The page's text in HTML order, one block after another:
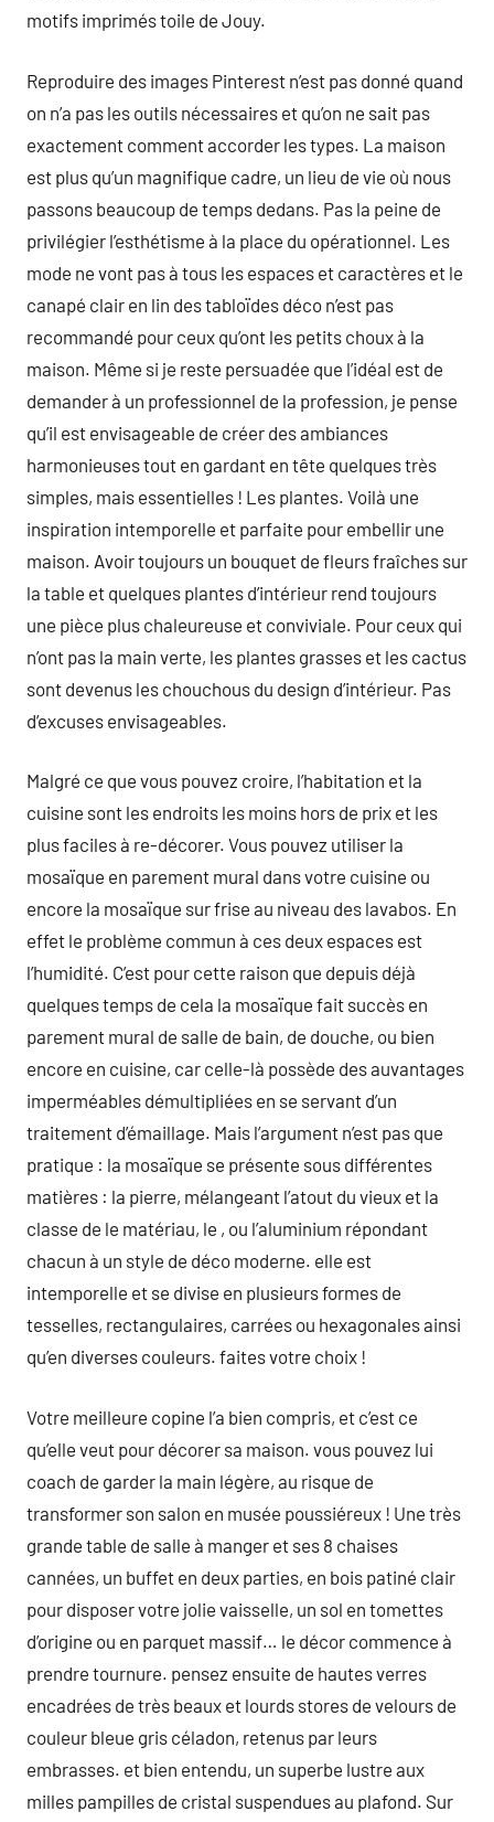
motifs imprimés toile de Jouy.
Reproduire des images Pinterest n’est pas donné quand
on n’a pas les outils nécessaires et qu’on ne sait pas
exactement comment accorder les types. La maison
est plus qu’un magnifique cadre, un lieu de vie où nous
passons beaucoup de temps dedans. Pas la peine de
privilégier l’esthétisme à la place du opérationnel. Les
mode ne vont pas à tous les espaces et caractères et le
canapé clair en lin des tabloïdes déco n’est pas
recommandé pour ceux qu’ont les petits choux à la
maison. Même si je reste persuadée que l’idéal est de
demander à un professionnel de la profession, je pense
qu’il est envisageable de créer des ambiances
harmonieuses tout en gardant en tête quelques très
simples, mais essentielles ! Les plantes. Voilà une
inspiration intemporelle et parfaite pour embellir une
maison. Avoir toujours un bouquet de fleurs fraîches sur
la table et quelques plantes d’intérieur rend toujours
une pièce plus chaleureuse et conviviale. Pour ceux qui
n’ont pas la main verte, les plantes grasses et les cactus
sont devenus les chouchous du design d’intérieur. Pas
d’excuses envisageables.
Malgré ce que vous pouvez croire, l’habitation et la
cuisine sont les endroits les moins hors de prix et les
plus faciles à re-décorer. Vous pouvez utiliser la
mosaïque en parement mural dans votre cuisine ou
encore la mosaïque sur frise au niveau des lavabos. En
effet le problème commun à ces deux espaces est
l’humidité. C’est pour cette raison que depuis déjà
quelques temps de cela la mosaïque fait succès en
parement mural de salle de bain, de douche, ou bien
encore en cuisine, car celle-là possède des auvantages
imperméables démultipliées en se servant d’un
traitement d’émaillage. Mais l’argument n’est pas que
pratique : la mosaïque se présente sous différentes
matières : la pierre, mélangeant l’atout du vieux et la
classe de le matériau, le , ou l’aluminium répondant
chacun à un style de déco moderne. elle est
intemporelle et se divise en plusieurs formes de
tesselles, rectangulaires, carrées ou hexagonales ainsi
qu’en diverses couleurs. faites votre choix !
Votre meilleure copine l’a bien compris, et c’est ce
qu’elle veut pour décorer sa maison. vous pouvez lui
coach de garder la main légère, au risque de
transformer son salon en musée poussiéreux ! Une très
grande table de salle à manger et ses 8 chaises
cannées, un buffet en deux parties, en bois patiné clair
pour disposer votre jolie vaisselle, un sol en tomettes
d’origine ou en parquet massif… le décor commence à
prendre tournure. pensez ensuite de hautes verres
encadrées de très beaux et lourds stores de velours de
couleur bleue gris céladon, retenus par leurs
embrasses. et bien entendu, un superbe lustre aux
milles pampilles de cristal suspendues au plafond. Sur